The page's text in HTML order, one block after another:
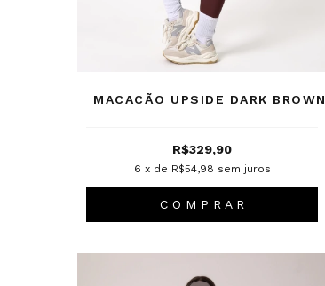
MACACÃO UPSIDE DARK BROWN
R$329,90
6 x de R$54,98 sem juros
C O M P R A R